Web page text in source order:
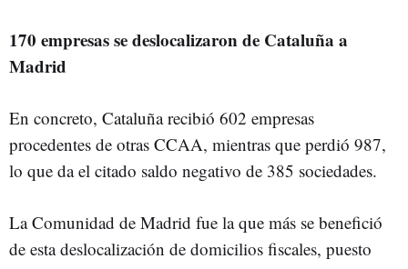
170 empresas se deslocalizaron de Cataluña a
Madrid
En concreto, Cataluña recibió 602 empresas
procedentes de otras CCAA, mientras que perdió 987,
lo que da el citado saldo negativo de 385 sociedades.
La Comunidad de Madrid fue la que más se benefició
de esta deslocalización de domicilios fiscales, puesto